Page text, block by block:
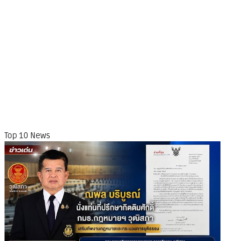
Top 10 News